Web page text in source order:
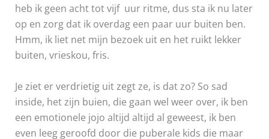
heb ik geen acht tot vijf uur ritme, dus sta ik nu later
op en zorg dat ik overdag een paar uur buiten ben.
Hmm, ik liet net mijn bezoek uit en het ruikt lekker
buiten, vrieskou, fris.
Je ziet er verdrietig uit zegt ze, is dat zo? So sad
inside, het zijn buien, die gaan wel weer over, ik ben
een emotionele jojo altijd altijd al geweest, ik ben
even leeg geroofd door die puberale kids die maar